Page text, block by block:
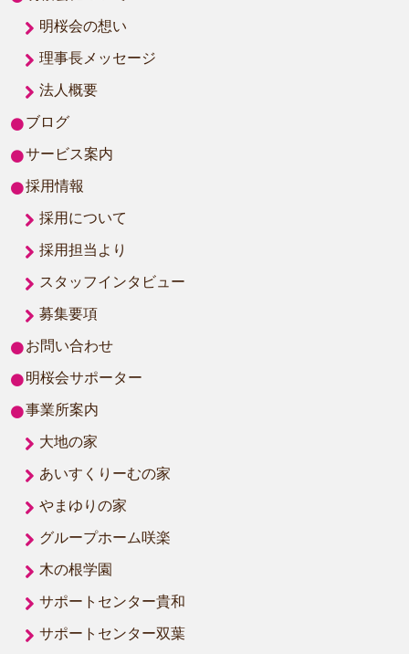
明桜会の想い
理事長メッセージ
法人概要
ブログ
サービス案内
採用情報
採用について
採用担当より
スタッフインタビュー
募集要項
お問い合わせ
明桜会サポーター
事業所案内
大地の家
あいすくりーむの家
やまゆりの家
グループホーム咲楽
木の根学園
サポートセンター貴和
サポートセンター双葉